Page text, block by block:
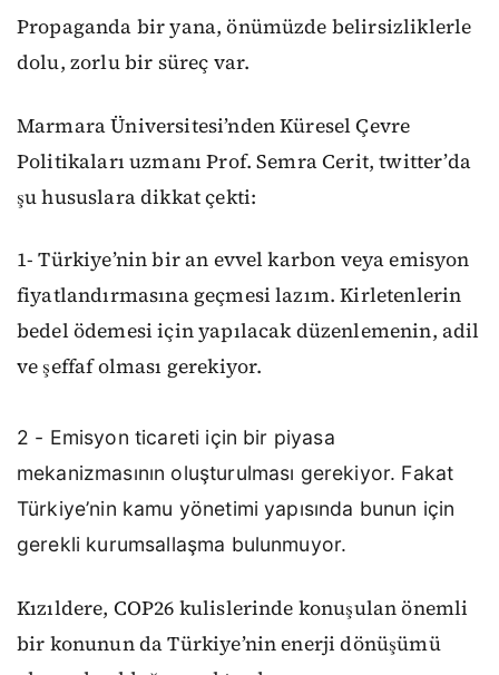
Propaganda bir yana, önümüzde belirsizliklerle
dolu, zorlu bir süreç var.
Marmara Üniversitesi’nden Küresel Çevre
Politikaları uzmanı Prof. Semra Cerit, twitter’da
şu hususlara dikkat çekti:
1- Türkiye’nin bir an evvel karbon veya emisyon
fiyatlandırmasına geçmesi lazım. Kirletenlerin
bedel ödemesi için yapılacak düzenlemenin, adil
ve şeffaf olması gerekiyor.
2 - Emisyon ticareti için bir piyasa
mekanizmasının oluşturulması gerekiyor. Fakat
Türkiye’nin kamu yönetimi yapısında bunun için
gerekli kurumsallaşma bulunmuyor.
Kızıldere, COP26 kulislerinde konuşulan önemli
bir konunun da Türkiye’nin enerji dönüşümü